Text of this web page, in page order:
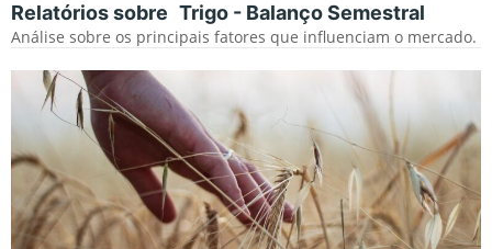
Relatórios sobre Trigo - Balanço Semestral
Análise sobre os principais fatores que influenciam o mercado.